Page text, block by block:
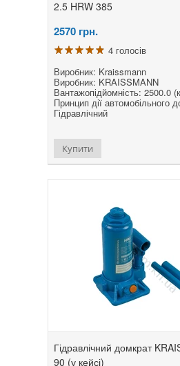
2.5 HRW 385
2570 грн.
4 голосів
Виробник: Kraissmann
Виробник: KRAISSMANN
Вантажопідйомність: 2500.0
Принцип дії автомобільного
Гідравлічний
Купити
Гідравлічний домкрат
90 (у кейсі)